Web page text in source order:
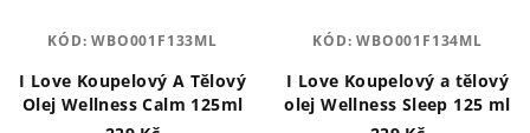
I Love Koupelový A Tělový
Olej Wellness Calm 125ml
KÓD:WBO001F133ML
I Love Koupelový a tělový
olej Wellness Sleep 125 ml
KÓD:WBO001F134ML